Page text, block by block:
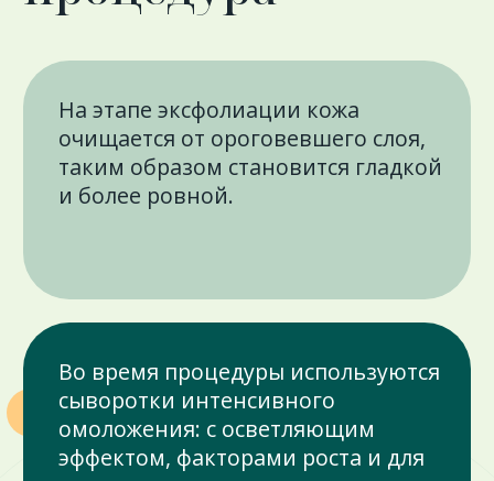
Стоимость
процедуры
Программа глубокое очищение
6 100 ₽
А22.02
Базовая программа очищения
HF6 100 руб.